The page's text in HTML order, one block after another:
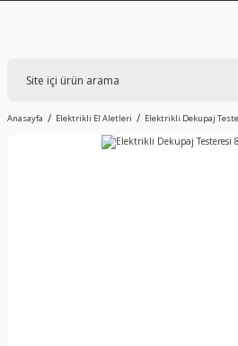
Anasayfa Elektrikli El Aletleri Elektrikli Dekupaj